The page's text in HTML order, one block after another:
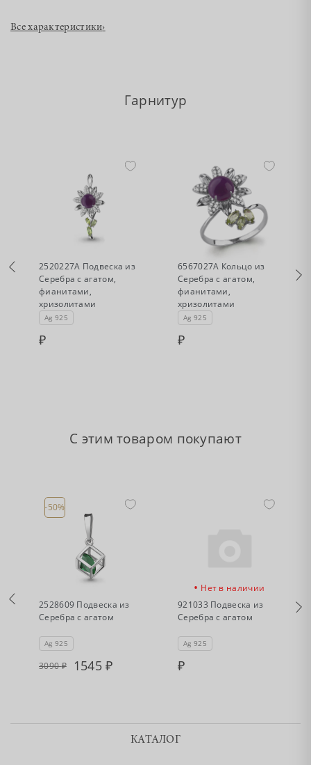
Все характеристики›
Гарнитур
2520227А Подвеска из
Серебра с агатом,
фианитами,
хризолитами
Ag 925
Нет в наличии
6567027А Кольцо из
Серебра с агатом,
фианитами,
хризолитами
Ag 925
С этим товаром покупают
-50%
2528609 Подвеска из
Серебра с агатом
Ag 925
3090 1545
• Нет в наличии
921033 Подвеска из
Серебра с агатом
Ag 925
КАТАЛОГ